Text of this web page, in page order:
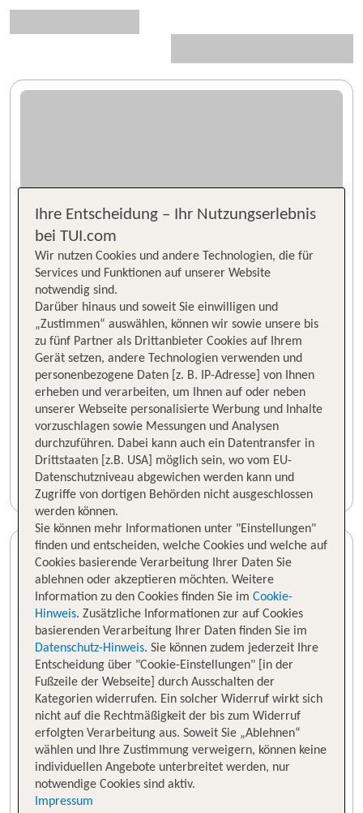
Ihre Entscheidung – Ihr Nutzungserlebnis
bei TUI.com
Wir nutzen Cookies und andere Technologien, die für
Services und Funktionen auf unserer Website
notwendig sind.
Darüber hinaus und soweit Sie einwilligen und
„Zustimmen“ auswählen, können wir sowie unsere bis
zu fünf Partner als Drittanbieter Cookies auf Ihrem
Gerät setzen, andere Technologien verwenden und
personenbezogene Daten [z. B. IP-Adresse] von Ihnen
erheben und verarbeiten, um Ihnen auf oder neben
unserer Webseite personalisierte Werbung und Inhalte
vorzuschlagen sowie Messungen und Analysen
durchzuführen. Dabei kann auch ein Datentransfer in
Drittstaaten [z.B. USA] möglich sein, wo vom EU-
Datenschutzniveau abgewichen werden kann und
Zugriffe von dortigen Behörden nicht ausgeschlossen
werden können.
Sie können mehr Informationen unter "Einstellungen"
finden und entscheiden, welche Cookies und welche auf
Cookies basierende Verarbeitung Ihrer Daten Sie
ablehnen oder akzeptieren möchten. Weitere
Information zu den Cookies finden Sie im Cookie-
Hinweis. Zusätzliche Informationen zur auf Cookies
basierenden Verarbeitung Ihrer Daten finden Sie im
Datenschutz-Hinweis. Sie können zudem jederzeit Ihre
Entscheidung über "Cookie-Einstellungen" [in der
Fußzeile der Webseite] durch Ausschalten der
Kategorien widerrufen. Ein solcher Widerruf wirkt sich
nicht auf die Rechtmäßigkeit der bis zum Widerruf
erfolgten Verarbeitung aus. Soweit Sie „Ablehnen“
wählen und Ihre Zustimmung verweigern, können keine
individuellen Angebote unterbreitet werden, nur
notwendige Cookies sind aktiv.
Impressum